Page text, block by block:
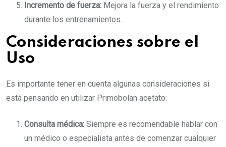
Incremento de fuerza: Mejora la fuerza y el rendimiento
durante los entrenamientos.
Consideraciones sobre el
Uso
Es importante tener en cuenta algunas consideraciones si
está pensando en utilizar Primobolan acetato:
Consulta médica: Siempre es recomendable hablar con
un médico o especialista antes de comenzar cualquier